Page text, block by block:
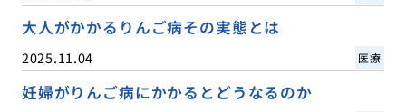
大人がかかるりんご病その実態とは
2025.11.04 医療
妊婦がりんご病にかかるとどうなるのか